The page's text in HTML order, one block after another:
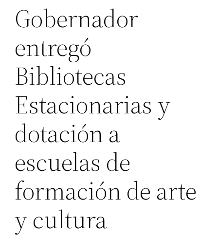
Gobernador
entregó
Bibliotecas
Estacionarias y
dotación a
escuelas de
formación de arte
y cultura